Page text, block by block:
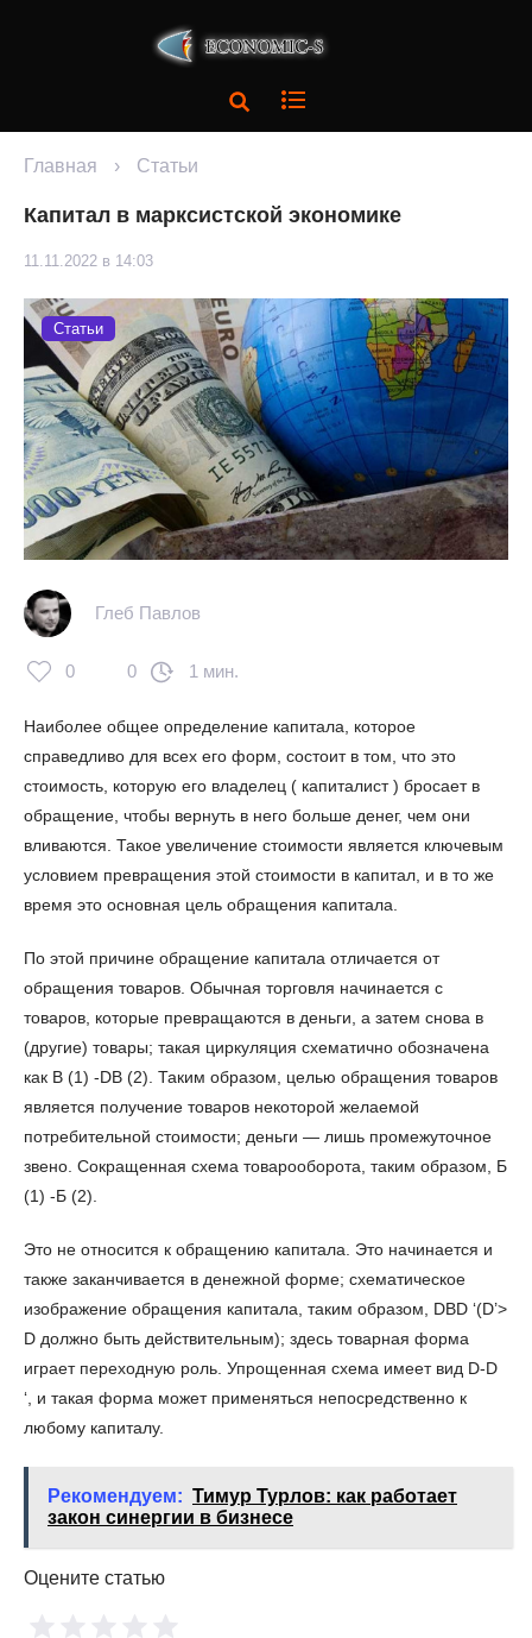
Главная › Статьи
Капитал в марксистской экономике
11.11.2022 в 14:03
Статьи
Глеб Павлов
0 0 1 мин.
Наиболее общее определение капитала, которое
справедливо для всех его форм, состоит в том, что это
стоимость, которую его владелец ( капиталист ) бросает в
обращение, чтобы вернуть в него больше денег, чем они
вливаются. Такое увеличение стоимости является ключевым
условием превращения этой стоимости в капитал, и в то же
время это основная цель обращения капитала.
По этой причине обращение капитала отличается от
обращения товаров. Обычная торговля начинается с
товаров, которые превращаются в деньги, а затем снова в
(другие) товары; такая циркуляция схематично обозначена
как B (1) -DB (2). Таким образом, целью обращения товаров
является получение товаров некоторой желаемой
потребительной стоимости; деньги — лишь промежуточное
звено. Сокращенная схема товарооборота, таким образом, Б
(1) -Б (2).
Это не относится к обращению капитала. Это начинается и
также заканчивается в денежной форме; схематическое
изображение обращения капитала, таким образом, DBD ‘(D’>
D должно быть действительным); здесь товарная форма
играет переходную роль. Упрощенная схема имеет вид D-D
‘, и такая форма может применяться непосредственно к
любому капиталу.
Рекомендуем: Тимур Турлов: как работает
закон синергии в бизнесе
Оцените статью